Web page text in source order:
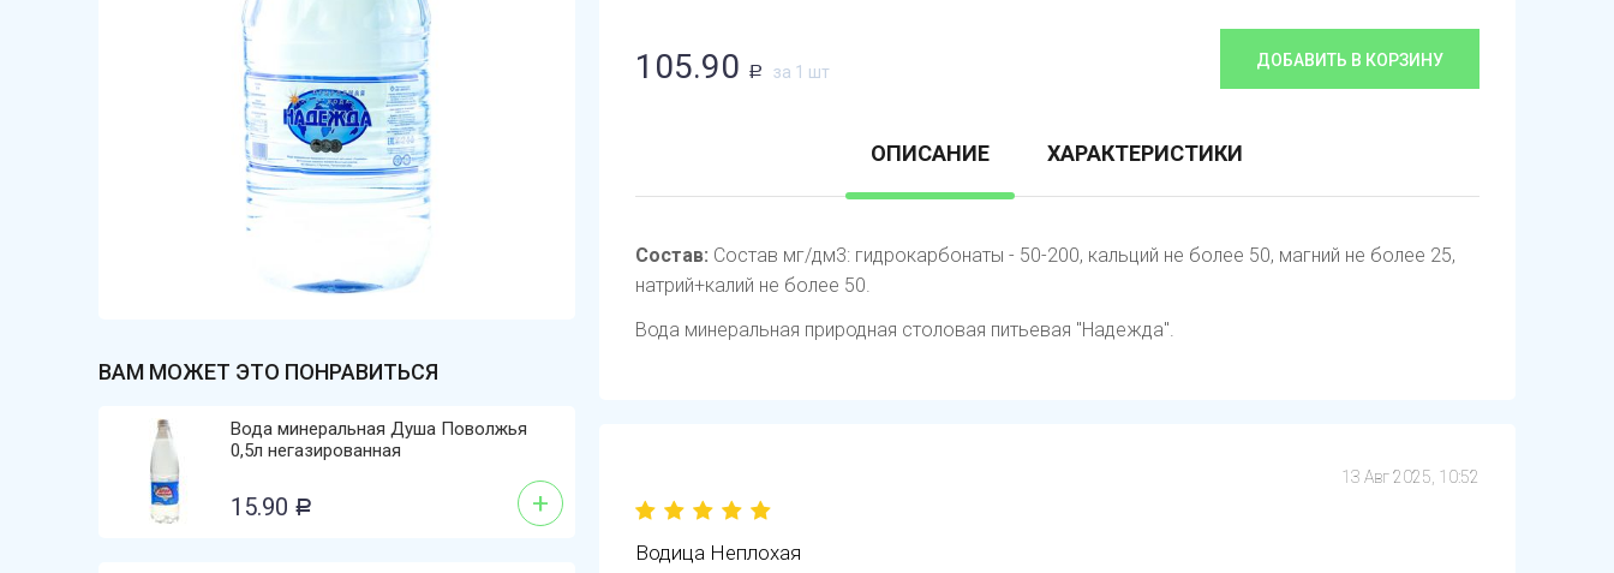
ВАМ МОЖЕТ ЭТО ПОНРАВИТЬСЯ
Вода минеральная Душа Поволжья
0,5л негазированная
15.90 Р +
105.90 Р за 1 шт
ДОБАВИТЬ В КОРЗИНУ
ОПИСАНИЕ ХАРАКТЕРИСТИКИ
Состав: Состав мг/дм3: гидрокарбонаты - 50-200, кальций не более 50, магний не более 25,
натрий+калий не более 50.
Вода минеральная природная столовая питьевая "Надежда".
13 Авг 2025, 10:52
Водица Неплохая